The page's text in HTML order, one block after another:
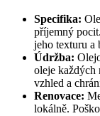
Specifika:
příjemný
jeho texturu a
Údržba:
oleje každých
vzhled a
Renovace:
lokálně.